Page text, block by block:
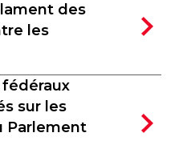
des
les
sur les
Parlement